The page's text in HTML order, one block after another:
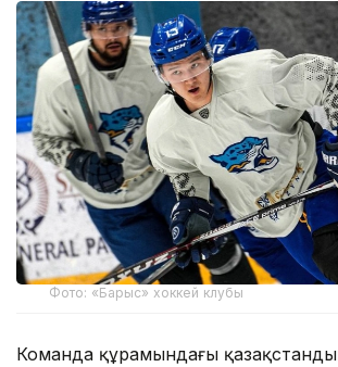
Фото: «Барыс» хоккей клубы
Команда құрамындағы